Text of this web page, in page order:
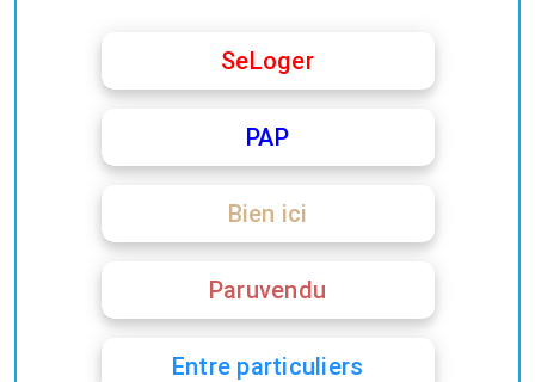
SeLoger
PAP
Bien ici
Paruvendu
Entre particuliers